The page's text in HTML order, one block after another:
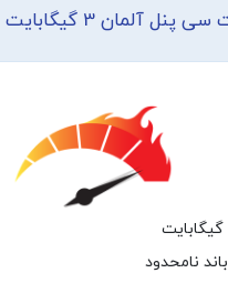
پنل آلمان 3 گیگابایت
نامحدود